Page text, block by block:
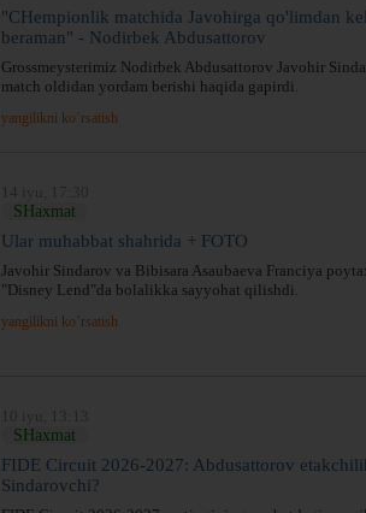
"CHempionlik matchida Javohirga qo'limdan
beraman" - Nodirbek Abdusattorov
Grossmeysterimiz Nodirbek Abdusattorov Javohir
match oldidan yordam berishi haqida gapirdi.
yangilikni ko’rsatish
SHaxmat
Ular muhabbat shahrida + FOTO
Javohir Sindarov va Bibisara Asaubaeva Franciya
"Disney Lend"da bolalikka sayyohat qilishdi.
yangilikni ko’rsatish
SHaxmat
FIDE Circuit 2026-2027: Abdusattorov
Sindarovchi?